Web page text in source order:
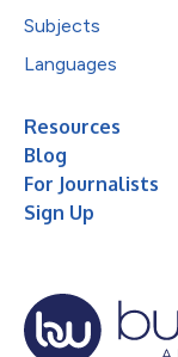
Subjects
Languages
Resources
Blog
For Journalists
Sign Up